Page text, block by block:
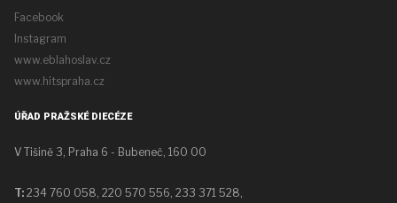
Facebook
Instagram
www.eblahoslav.cz
www.hitspraha.cz
ÚŘAD PRAŽSKÉ DIECÉZE
V Tišině 3, Praha 6 - Bubeneč, 160 00
T: 234 760 058, 220 570 556, 233 371 528,